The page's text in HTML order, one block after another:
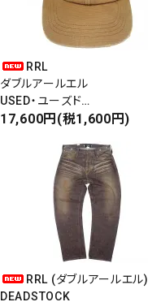
RRL
ダブルアールエル
USED・ユーズド
6PANEL CAP
17,600円(税1,600円)
RRL (ダブルアールエル)
DEADSTOCK